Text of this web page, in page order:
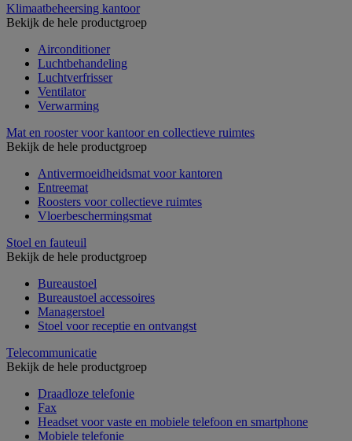
Klimaatbeheersing kantoor
Bekijk de hele productgroep
Airconditioner
Luchtbehandeling
Luchtverfrisser
Ventilator
Verwarming
Mat en rooster voor kantoor en collectieve ruimtes
Bekijk de hele productgroep
Antivermoeidheidsmat voor kantoren
Entreemat
Roosters voor collectieve ruimtes
Vloerbeschermingsmat
Stoel en fauteuil
Bekijk de hele productgroep
Bureaustoel
Bureaustoel accessoires
Managerstoel
Stoel voor receptie en ontvangst
Telecommunicatie
Bekijk de hele productgroep
Draadloze telefonie
Fax
Headset voor vaste en mobiele telefoon en smartphone
Mobiele telefonie